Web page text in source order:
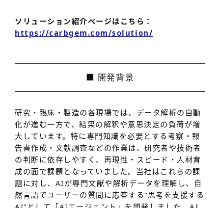
ソリューション紹介ページはこちら：
https://carbgem.com/solution/
■ 開発背景
研究・臨床・製造の各現場では、データ解析の自動
化が進む一方で、結果の解釈や意思決定の負荷が増
大しています。特に専門知識を必要とする考察・報
告書作成・文献調査などの作業は、研究者や技術者
の判断に依存しやすく、再現性・スピード・人材育
成の面で課題となっていました。当社はこれらの課
題に対し、AIが専門文献や解析データを理解し、自
然言語でユーザーの質問に応答する“思考を支援する